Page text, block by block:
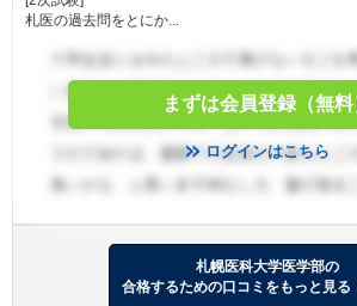
目的
す。
・本人または生計維持者が
・大学等または高校等に在
・学資に乏しいこと。
・学業が優秀で性行が善良
・入学支度資金(入学時の
札医の過去問をとにか...
まずは会員登録（無料
ログインはこちら
札幌医科大学医学部の
合格するための口コミをもっと見る